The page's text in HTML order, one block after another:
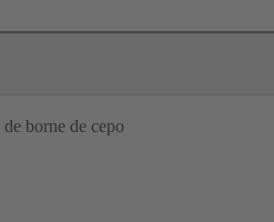
borne de cepo